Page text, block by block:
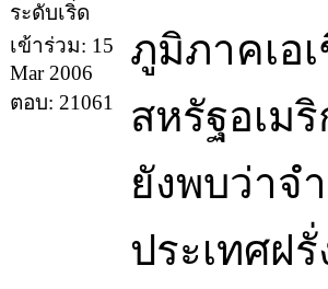
เข้าร่วม: 15
Mar 2006
ตอบ: 21061
ภูมิภาคเอ
สหรัฐอเม
ยังพบว่าจ
ประเทศฝ